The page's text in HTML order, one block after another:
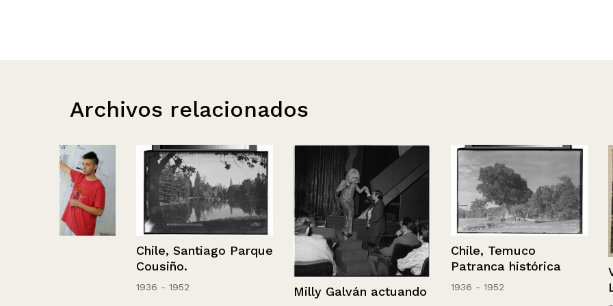
Archivos relacionados
Chile, Santiago Parque
Milly Galván actuando
Chile, Temuco
Patranca histórica
1936 - 1952
Vista del
Lucía nevado